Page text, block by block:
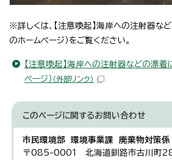
※詳しくは、【注意喚起】海岸への注射器な
のホームページ）をご覧ください。
【注意喚起】海岸への注射器などの漂着
ページ） （外部リンク）
このページに関するお問い合わせ
市民環境部 環境事業課 廃棄物対策係
〒085-0001 北海道釧路市古川町